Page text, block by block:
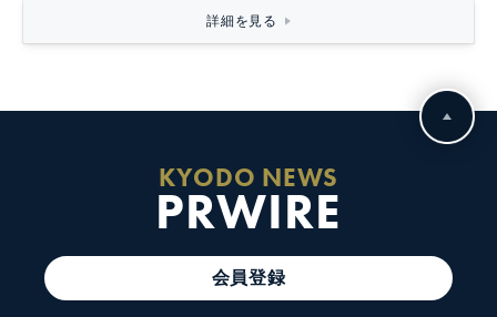
詳細を見る
KYODO NEWS
PRWIRE
会員登録